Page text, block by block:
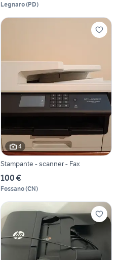
Legnaro(PD)
4
Stampante - scanner - Fax
100 €
Fossano(CN)